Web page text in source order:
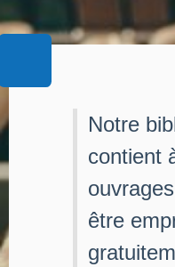
Notre
contient
être